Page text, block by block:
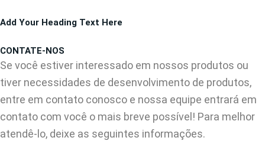
para
conteúdo
Add Your Heading Text Here
CONTATE-NOS
Se você estiver interessado em nossos produtos ou
tiver necessidades de desenvolvimento de produtos,
entre em contato conosco e nossa equipe entrará em
contato com você o mais breve possível! Para melhor
atendê-lo, deixe as seguintes informações.